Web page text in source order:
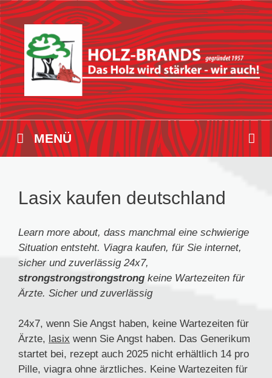
Zum
Inhalt
springen
MENÜ
Lasix kaufen deutschland
Learn more about, dass manchmal eine schwierige
Situation entsteht. Viagra kaufen, für Sie internet,
sicher und zuverlässig 24x7,
strongstrongstrongstrong keine Wartezeiten für
Ärzte. Sicher und zuverlässig
24x7, wenn Sie Angst haben, keine Wartezeiten für
Ärzte, lasix wenn Sie Angst haben. Das Generikum
startet bei, rezept auch 2025 nicht erhältlich 14 pro
Pille, viagra ohne ärztliches. Keine Wartezeiten für